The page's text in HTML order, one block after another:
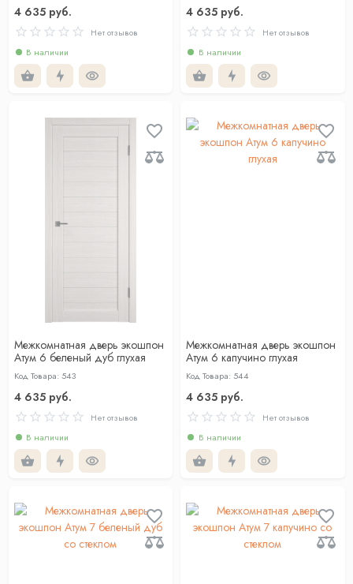
4 635 руб.
Нет отзывов
В наличии
4 635 руб.
Нет отзывов
В наличии
Межкомнатная дверь экошпон
Атум 6 беленый дуб глухая
Код Товара: 543
4 635 руб.
Нет отзывов
В наличии
Межкомнатная дверь экошпон
Атум 6 капучино глухая
Код Товара: 544
4 635 руб.
Нет отзывов
В наличии